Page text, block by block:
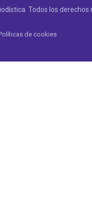
Todos los derechos
de cookies